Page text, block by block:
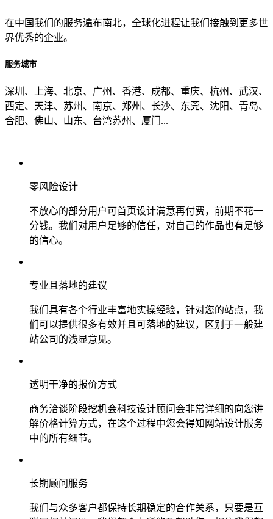
在中国我们的服务遍布南北，全球化进程让我们接触到更多世
界优秀的企业。
服务城市
深圳、上海、北京、广州、香港、成都、重庆、杭州、武汉、
西定、天津、苏州、南京、郑州、长沙、东莞、沈阳、青岛、
合肥、佛山、山东、台湾苏州、厦门...
零风险设计
不放心的部分用户可首页设计满意再付费，前期不花一
分钱。我们对用户足够的信任，对自己的作品也有足够
的信心。
专业且落地的建议
我们具有各个行业丰富地实操经验，针对您的站点，我
们可以提供很多有效并且可落地的建议，区别于一般建
站公司的浅显意见。
透明干净的报价方式
商务洽谈阶段挖机会科技设计顾问会非常详细的向您讲
解价格计算方式，在这个过程中您会得知网站设计服务
中的所有细节。
长期顾问服务
我们与众多客户都保持长期稳定的合作关系，只要是互